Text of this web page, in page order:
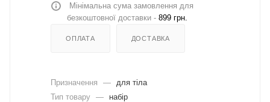
Мінімальна сума замовлення для
безкоштовної доставки - 899 грн.
ОПЛАТА ДОСТАВКА
Призначення —
для тіла
Тип товару —
набір